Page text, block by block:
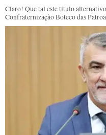
Claro! Que tal este título
Confraternização Boteco das